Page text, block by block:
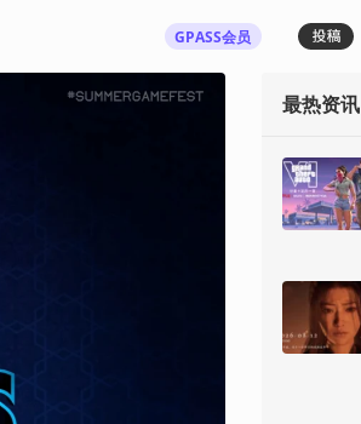
GPASS会员
最热资讯